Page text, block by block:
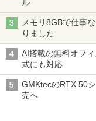
ル
メモリ8GBで仕事
りました
AI搭載の無料オフ
式にも対応
GMKtecのRTX 50
売へ